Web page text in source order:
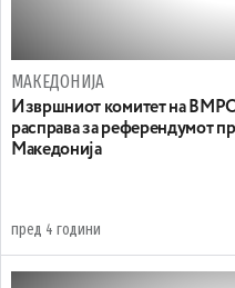
МАКЕДОНИЈА
Извршниот комитет на
расправа за референдумот
Македонија
пред 4 години